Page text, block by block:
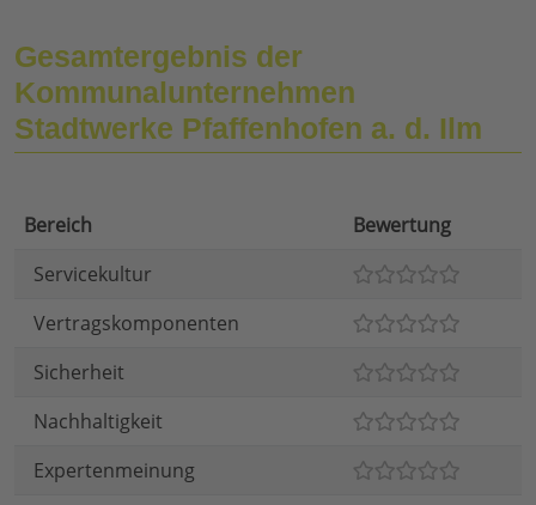
Gesamtergebnis der
Kommunalunternehmen
Stadtwerke Pfaffenhofen a. d. Ilm
Bereich
Bewertung
Servicekultur
Vertragskomponenten
Sicherheit
Nachhaltigkeit
Expertenmeinung